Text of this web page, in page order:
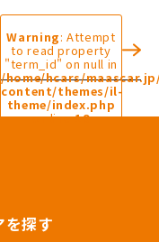
Warning: Attempt
to read property
"term_id" on null in
/home/hcars/
content/themes/il-
theme/index.php
on line19
を探す